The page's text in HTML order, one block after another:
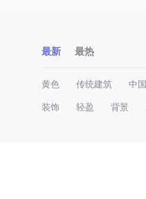
最新 最热
黄色 传统建筑 中
装饰 轻盈 背景